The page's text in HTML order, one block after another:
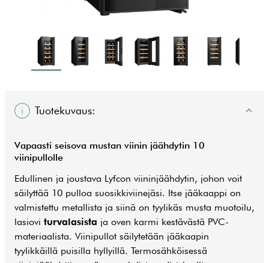
Tuotekuvaus:
Vapaasti seisova mustan viinin jäähdytin 10
viinipullolle
Edullinen ja joustava Lyfcon viininjäähdytin, johon voit
säilyttää 10 pulloa suosikkiviinejäsi. Itse jääkaappi on
valmistettu metallista ja siinä on tyylikäs musta muotoilu,
lasiovi turvalasista ja oven karmi kestävästä PVC-
materiaalista. Viinipullot säilytetään jääkaapin
tyylikkäillä puisilla hyllyillä. Termosähköisessä